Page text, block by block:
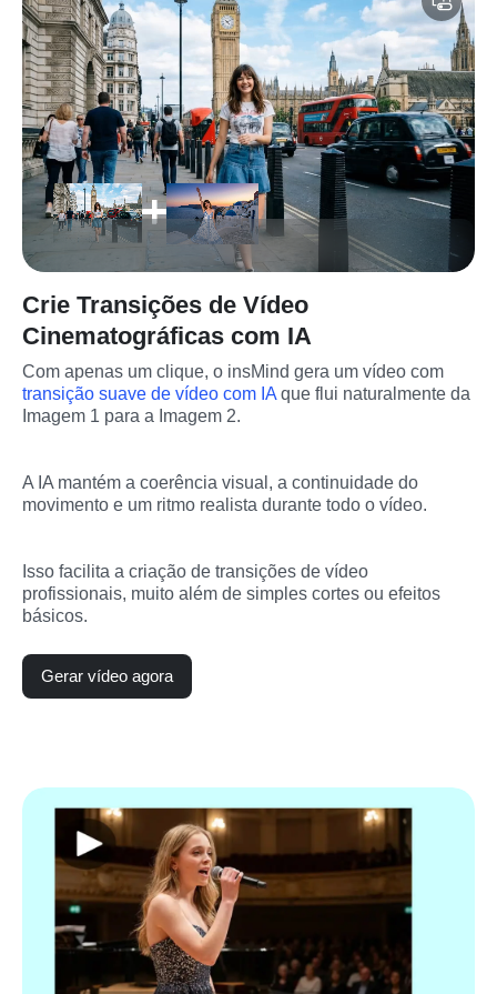
Crie Transições de Vídeo
Cinematográficas com IA
transição suave de vídeo com IA que flui naturalmente da
Imagem 1 para a Imagem 2.
A IA mantém a coerência visual, a continuidade do
movimento e um ritmo realista durante todo o vídeo.
Isso facilita a criação de transições de vídeo
profissionais, muito além de simples cortes ou efeitos
básicos.
Gerar vídeo agora